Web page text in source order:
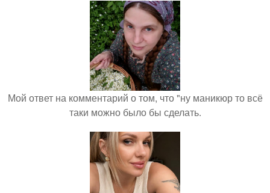
Мой ответ на комментарий о том, что "ну маникюр то всё
таки можно было бы сделать.